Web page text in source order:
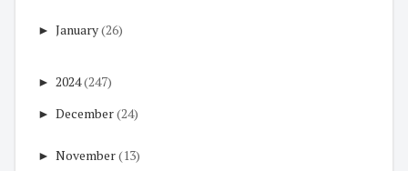
► January(26)
► 2024(247)
► December(24)
► November(13)